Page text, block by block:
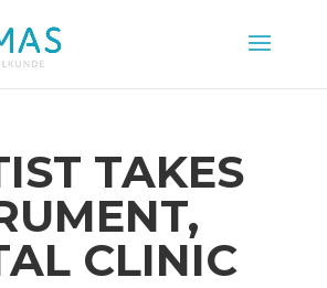
TAKES
CLINIC